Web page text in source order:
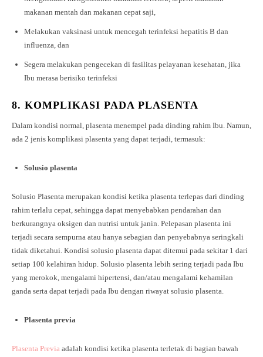
makanan mentah dan makanan cepat saji,
Melakukan vaksinasi untuk mencegah terinfeksi hepatitis B dan
influenza, dan
Segera melakukan pengecekan di fasilitas pelayanan kesehatan, jika
Ibu merasa berisiko terinfeksi
8. KOMPLIKASI PADA PLASENTA
Dalam kondisi normal, plasenta menempel pada dinding rahim Ibu. Namun,
ada 2 jenis komplikasi plasenta yang dapat terjadi, termasuk:
Solusio plasenta
Solusio Plasenta merupakan kondisi ketika plasenta terlepas dari dinding
rahim terlalu cepat, sehingga dapat menyebabkan pendarahan dan
berkurangnya oksigen dan nutrisi untuk janin. Pelepasan plasenta ini
terjadi secara sempurna atau hanya sebagian dan penyebabnya seringkali
tidak diketahui. Kondisi solusio plasenta dapat ditemui pada sekitar 1 dari
setiap 100 kelahiran hidup. Solusio plasenta lebih sering terjadi pada Ibu
yang merokok, mengalami hipertensi, dan/atau mengalami kehamilan
ganda serta dapat terjadi pada Ibu dengan riwayat solusio plasenta.
Plasenta previa
Plasenta Previa adalah kondisi ketika plasenta terletak di bagian bawah